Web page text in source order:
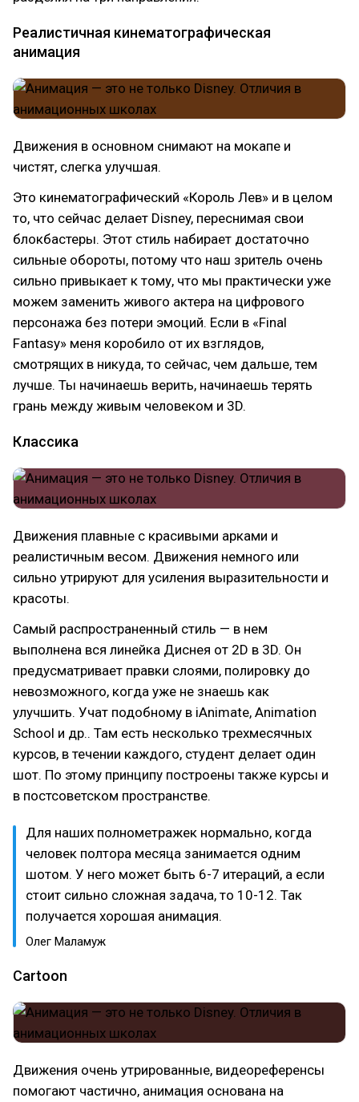
Реалистичная кинематографическая
анимация
Движения в основном снимают на мокапе и
чистят, слегка улучшая.
Это кинематографический «Король Лев» и в целом
то, что сейчас делает Disney, переснимая свои
блокбастеры. Этот стиль набирает достаточно
сильные обороты, потому что наш зритель очень
сильно привыкает к тому, что мы практически уже
можем заменить живого актера на цифрового
персонажа без потери эмоций. Если в «Final
Fantasy» меня коробило от их взглядов,
смотрящих в никуда, то сейчас, чем дальше, тем
лучше. Ты начинаешь верить, начинаешь терять
грань между живым человеком и 3D.
Классика
Движения плавные с красивыми арками и
реалистичным весом. Движения немного или
сильно утрируют для усиления выразительности и
красоты.
Самый распространенный стиль — в нем
выполнена вся линейка Диснея от 2D в 3D. Он
предусматривает правки слоями, полировку до
невозможного, когда уже не знаешь как
улучшить. Учат подобному в iAnimate, Animation
School и др.. Там есть несколько трехмесячных
курсов, в течении каждого, студент делает один
шот. По этому принципу построены также курсы и
в постсоветском пространстве.
Для наших полнометражек нормально, когда
человек полтора месяца занимается одним
шотом. У него может быть 6-7 итераций, а если
стоит сильно сложная задача, то 10-12. Так
получается хорошая анимация.
Олег Маламуж
Cartoon
Движения очень утрированные, видеореференсы
помогают частично, анимация основана на